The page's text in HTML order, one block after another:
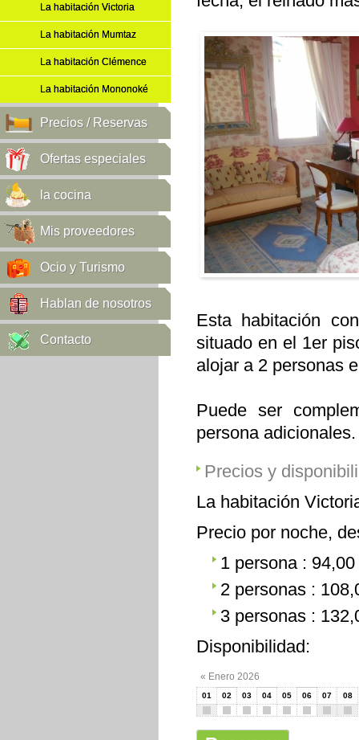
La habitación Victoria
La habitación Mumtaz
La habitación Clémence
La habitación Mononoké
Precios / Reservas
Ofertas especiales
la cocina
Mis proveedores
Ocio y Turismo
Hablan de nosotros
Contacto
Esta habitación
situado en el 1er
alojar a 2 personas
Puede ser
persona adicionales.
Precios y
La habitación
Precio por noche,
1 persona : 94,00
2 personas :
3 personas :
Disponibilidad:
« Enero 2026
01 02 03 04 05 06 07 08